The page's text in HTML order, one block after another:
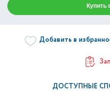
Купить
Добавить в
ДОСТУПНЫЕ